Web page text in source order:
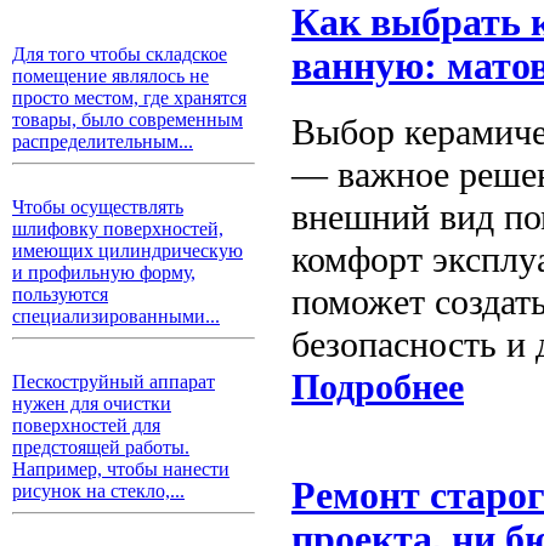
Для того чтобы складское
помещение являлось не
просто местом, где хранятся
товары, было современным
распределительным...
Чтобы осуществлять
шлифовку поверхностей,
имеющих цилиндрическую
и профильную форму,
пользуются
специализированными...
Пескоструйный аппарат
нужен для очистки
поверхностей для
предстоящей работы.
Например, чтобы нанести
рисунок на стекло,...
Как выбрать
ванную:
Выбор
— важное
внешний вид
комфорт
поможет
безопасность
Подробнее
Ремонт